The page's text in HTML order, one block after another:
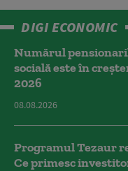
DIGI ECONOMIC
Numărul
socială este în
2026
08.08.2026
Programul Tezaur
Ce primesc